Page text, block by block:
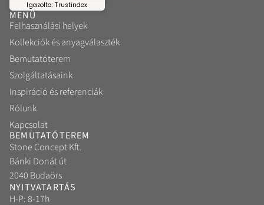
Igazolta: Trustindex
MENÜ
Felhasználási helyek
Kollekciók és anyagválaszték
Bemutatóterem
Szolgáltatásaink
Inspiráció és referenciák
Rólunk
Kapcsolat
BEMUTATÓTEREM
Stone Concept Kft.
Bánki Donát út
2040 Budaörs
NYITVATARTÁS
H-P: 8-17h